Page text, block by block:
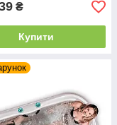
₴
Купити